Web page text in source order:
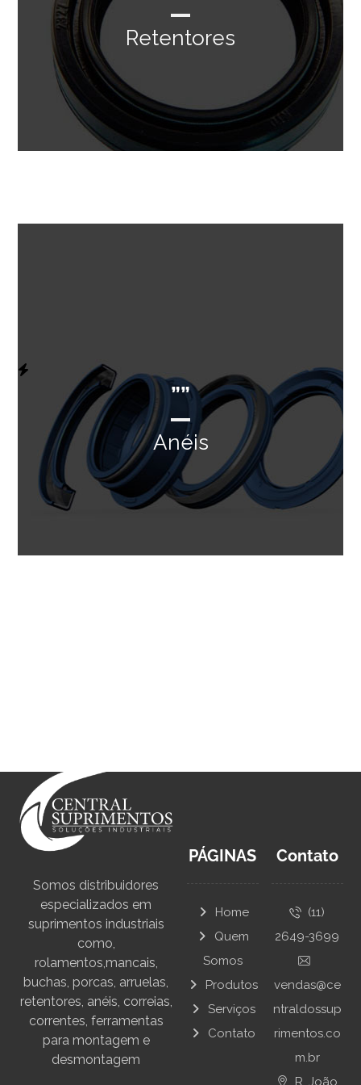
Retentores
””
Anéis
Somos distribuidores
especializados em
suprimentos industriais
como,
rolamentos,mancais,
buchas, porcas, arruelas,
retentores, anéis, correias,
correntes, ferramentas
para montagem e
desmontagem
PÁGINAS
Home
Quem
Somos
Produtos
Serviços
Contato
Contato
(11)
2649-3699
vendas@ce
ntraldossup
rimentos.co
m.br
R. João